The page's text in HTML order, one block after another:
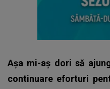
Așa mi-aș dori să
continuare eforturi